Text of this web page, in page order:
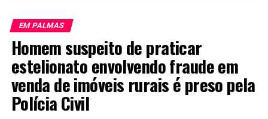
EM PALMAS
Homem suspeito de praticar
estelionato envolvendo fraude em
venda de imóveis rurais é preso pela
Polícia Civil